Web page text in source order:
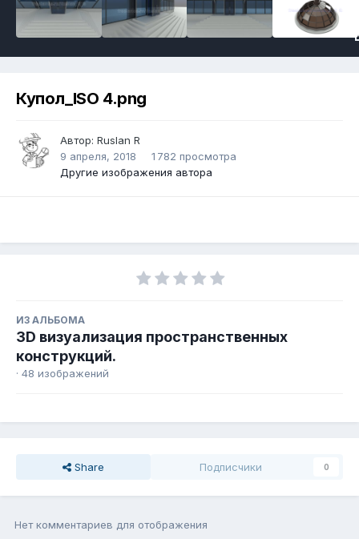
Купол_ISO 4.png
Автор: Ruslan R
9 апреля, 2018
1 782 просмотра
Другие изображения автора
ИЗ АЛЬБОМА
3D визуализация пространственных
конструкций.
· 48 изображений
Share Подписчики 0
Нет комментариев для отображения